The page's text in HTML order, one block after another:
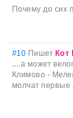
Почему до сих
#10 Пишет Кот
....а может
Климово -
молчат первые